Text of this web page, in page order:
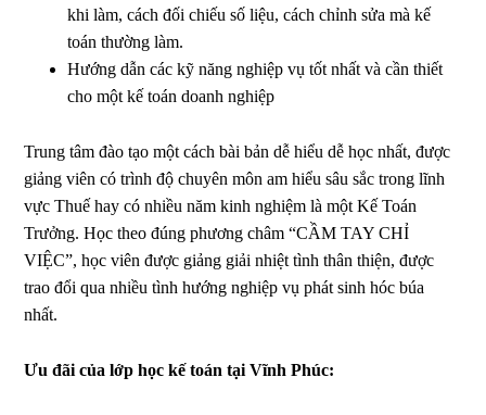
khi làm, cách đối chiếu số liệu, cách chỉnh sửa mà kế
toán thường làm.
Hướng dẫn các kỹ năng nghiệp vụ tốt nhất và cần thiết
cho một kế toán doanh nghiệp
Trung tâm đào tạo một cách bài bản dễ hiểu dễ học nhất, được
giảng viên có trình độ chuyên môn am hiểu sâu sắc trong lĩnh
vực Thuế hay có nhiều năm kinh nghiệm là một Kế Toán
Trưởng. Học theo đúng phương châm “CẦM TAY CHỈ
VIỆC”, học viên được giảng giải nhiệt tình thân thiện, được
trao đổi qua nhiều tình hướng nghiệp vụ phát sinh hóc búa
nhất.
Ưu đãi của lớp học kế toán tại Vĩnh Phúc: